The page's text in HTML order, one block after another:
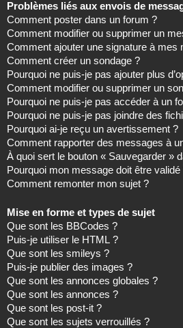
Problèmes liés aux envois de
Comment poster dans un forum ?
Comment modifier ou supprimer un
Comment ajouter une signature à mes
Comment créer un sondage ?
Pourquoi ne puis-je pas ajouter plus
Comment modifier ou supprimer un
Pourquoi ne puis-je pas accéder à un
Pourquoi ne puis-je pas joindre des
Pourquoi ai-je reçu un avertissement ?
Comment rapporter des messages à
À quoi sert le bouton « Sauvegarder »
Pourquoi mon message doit être validé
Comment remonter mon sujet ?
Mise en forme et types de sujet
Que sont les BBCodes ?
Puis-je utiliser le HTML ?
Que sont les smileys ?
Puis-je publier des images ?
Que sont les annonces globales ?
Que sont les annonces ?
Que sont les post-it ?
Que sont les sujets verrouillés ?